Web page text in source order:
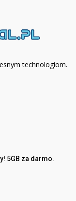
technologiom.
5GB za darmo.